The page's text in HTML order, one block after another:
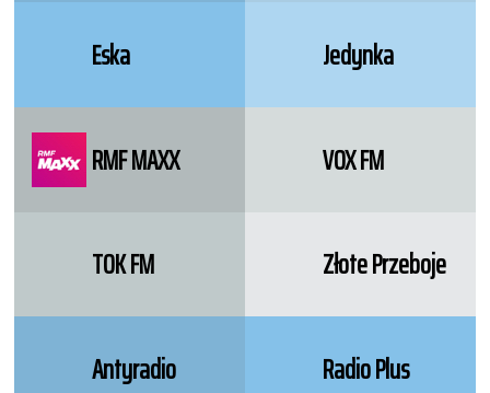
Eska Jedynka
RMF MAXX VOX FM
TOK FM Złote Przeboje
Antyradio Radio Plus